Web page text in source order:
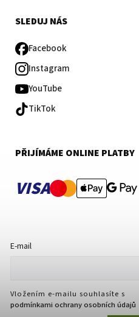
SLEDUJ NÁS
Facebook
Instagram
YouTube
TikTok
PŘIJÍMÁME ONLINE PLATBY
VISA
E-mail
Vložením e-mailu souhlasíte s
podmínkami ochrany osobních údajů